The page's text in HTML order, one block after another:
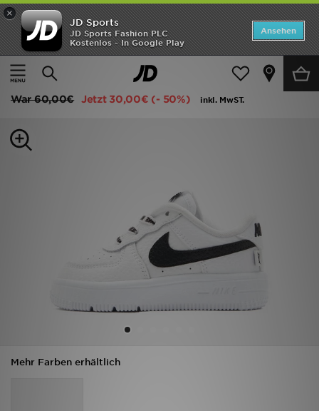
×
JD Sports
JD Sports Fashion PLC
Kostenlos - In Google Play
Ansehen
Startseite
Kinder Babyschuhe (Gr. 16-27) Alle Sportschuhe
Nike Air Force 1 Low Babys
War60,00€ Jetzt 30,00€ (- 50%) inkl. MwST.
Mehr Farben erhältlich
Startseite
ANGEBOTE
Herren